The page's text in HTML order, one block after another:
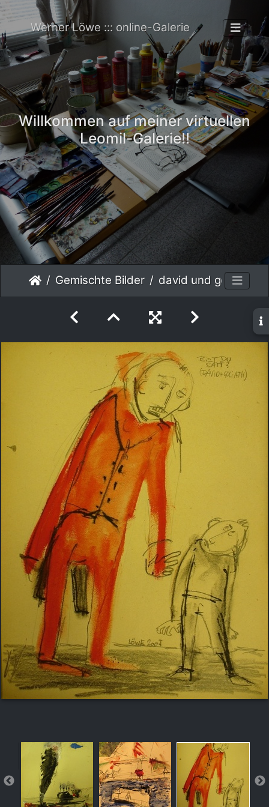
Werner Löwe ::: online-Galerie
Willkommen auf meiner virtuellen
Leomil-Galerie!!
Gemischte Bilder david und goliath